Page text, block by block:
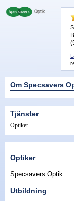
Kontaktlinstyper
Glasögon
Linstillbehör
Nyheter - linser
(
Om Specsavers
Tjänster
Optiker
Optiker
Specsavers Optik
Utbildning